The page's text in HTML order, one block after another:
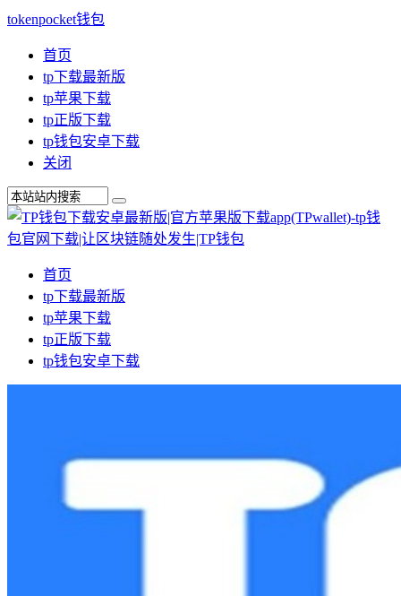
tokenpocket钱包
首页
tp下载最新版
tp苹果下载
tp正版下载
tp钱包安卓下载
关闭
首页
tp下载最新版
tp苹果下载
tp正版下载
tp钱包安卓下载